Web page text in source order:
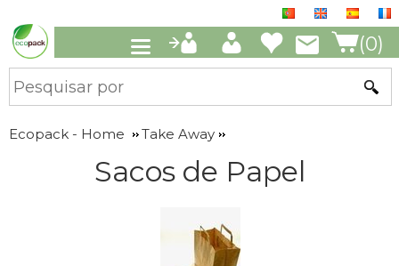
(0)
Ecopack - Home Take Away
Sacos de Papel